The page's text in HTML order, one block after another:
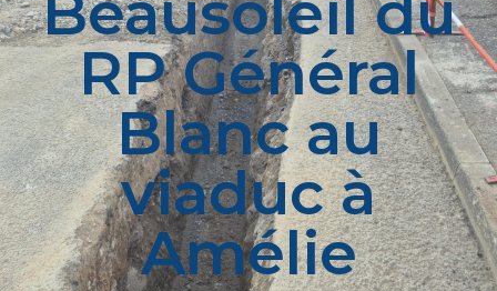
RP Général
Blanc au
viaduc à
Amélie